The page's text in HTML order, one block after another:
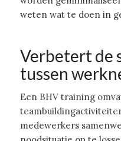
weten wat te doen in
Verbetert de
tussen
Een BHV training
medewerkers